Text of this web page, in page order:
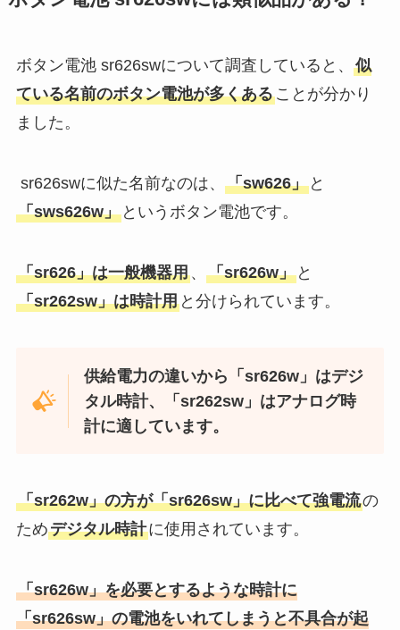
afuri柚子塩ラーメンはどこで売っ
ゆうパケットポストシールは売っ
リアで購入できる？
ヨ・スギ薬局など販売店を調査！
スーパーなど取扱店を調査！
ア・キャンドゥ・ダイソー・ニト
リ・ホームセンターを調査！
ボタン電池 sr626swについて調査していると、 似
ている名前のボタン電池が多くあることが分かり
ました。
sr626swに似た名前なのは、 「sw626」と
「sws626w」というボタン電池です。
「sr626」は一般機器用、 「sr626w」と
「sr262sw」は時計用と分けられています。
供給電力の違いから「sr626w」はデジ
タル時計、「sr262sw」はアナログ時
計に適しています。
「sr262w」の方が「sr626sw」に比べて強電流の
ためデジタル時計に使用されています。
「sr626w」を必要とするような時計に
「sr626sw」の電池をいれてしまうと不具合が起